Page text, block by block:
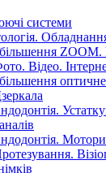
системи
ZOOM.
Відео.